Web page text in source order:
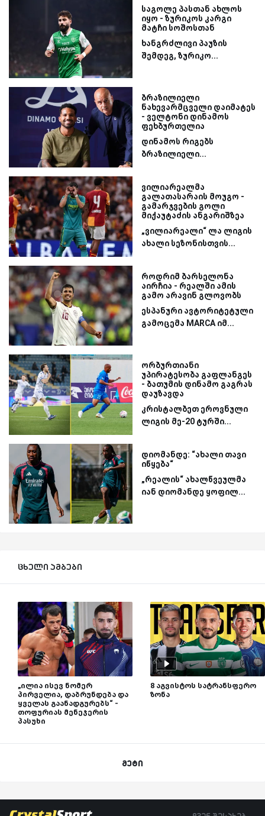
საგოლე პასთან ახლოს
იყო - ზურიკოს კარგი
მატჩი სოშოსთან
ხანგრძლივი პაუზის
შემდეგ, ზურიკო...
ბრაზილიელი
ნახევარმცველი დაიმატეს
- ველტონი დინამოს
ფეხბურთელია
დინამოს რიგებს
ბრაზილიელი...
ვილიარეალმა
გალათასარაის მოუგო -
გამარჯვების გოლი
მიქაუტაძის ანგარიშზეა
„ვილიარეალი“ ლა ლიგის
ახალი სეზონისთვის...
როდრიმ ბარსელონა
აირჩია - რეალში ამის
გამო არავინ გლოვობს
ესპანური ავტორიტეტული
გამოცემა MARCA იმ...
ორბურთიანი
უპირატესობა გაფლანგეს
- ბათუმის დინამო გაგრას
დაუზავდა
კრისტალბეთ ეროვნული
ლიგის მე-20 ტურში...
დიომანდე: “ახალი თავი
იწყება“
„რეალის“ ახალწვეულმა
იან დიომანდე ყოფილ...
ცხელი ამბები
„ილია ისევ ნომერ
პირველია, დაბრუნდება და
ყველას გაანადგურებს“ -
თოფურიას მენეჯერის
პასუხი
8 აგვისტოს სატრანსფერო
ზონა
მეტი